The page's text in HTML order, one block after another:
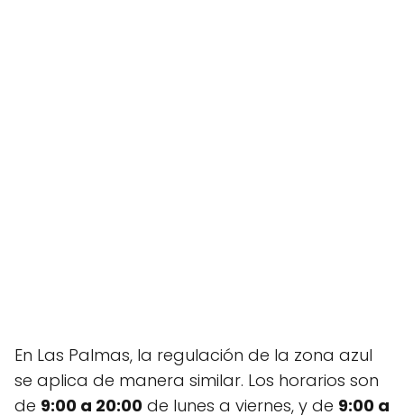
En Las Palmas, la regulación de la zona azul
se aplica de manera similar. Los horarios son
de 9:00 a 20:00 de lunes a viernes, y de 9:00 a